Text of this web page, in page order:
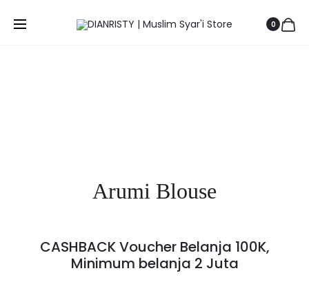
0
ZAWWA
ZALIA
Beranda FEMALE Female Daily Arumi Blouse
Arumi Blouse
CASHBACK Voucher Belanja 100K,
Minimum belanja 2 Juta